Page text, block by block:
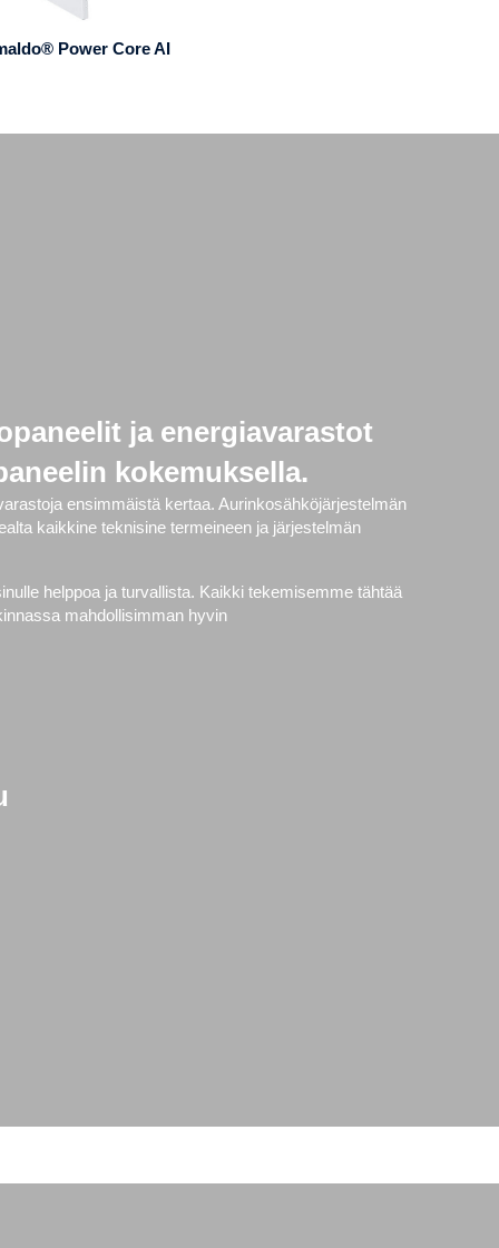
Power Core AI
ja energiavarastot
kokemuksella.
ensimmäistä kertaa. Aurinkosähköjärjestelmän
kaikkine teknisine termeineen ja järjestelmän
helppoa ja turvallista. Kaikki tekemisemme tähtää
mahdollisimman hyvin